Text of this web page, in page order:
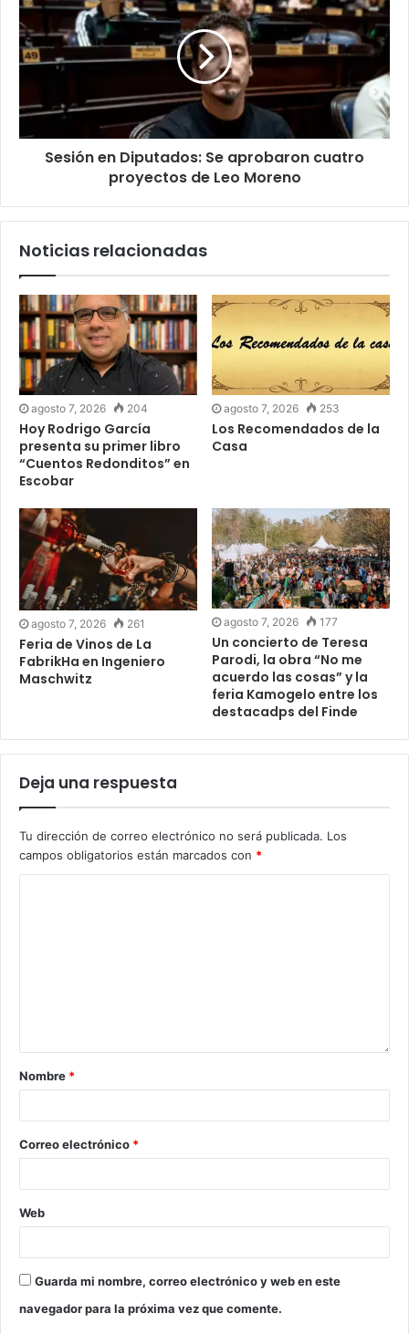
Sesión en Diputados: Se aprobaron cuatro
proyectos de Leo Moreno
Noticias relacionadas
agosto 7, 2026 204
Hoy Rodrigo García
presenta su primer libro
“Cuentos Redonditos” en
Escobar
agosto 7, 2026 253
Los Recomendados de la
Casa
agosto 7, 2026 261
Feria de Vinos de La
FabrikHa en Ingeniero
Maschwitz
agosto 7, 2026 177
Un concierto de Teresa
Parodi, la obra “No me
acuerdo las cosas” y la
feria Kamogelo entre los
destacadps del Finde
Deja una respuesta
Tu dirección de correo electrónico no será publicada. Los
campos obligatorios están marcados con *
Nombre *
Correo electrónico *
Web
Guarda mi nombre, correo electrónico y web en este
navegador para la próxima vez que comente.